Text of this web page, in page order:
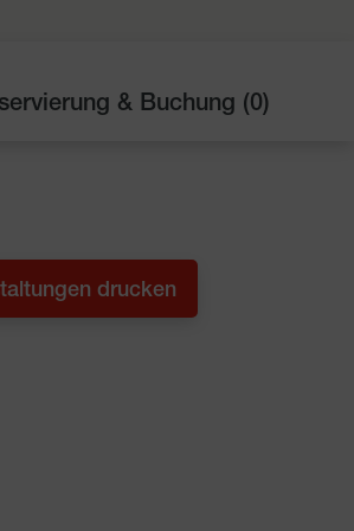
& Buchung (0)
drucken